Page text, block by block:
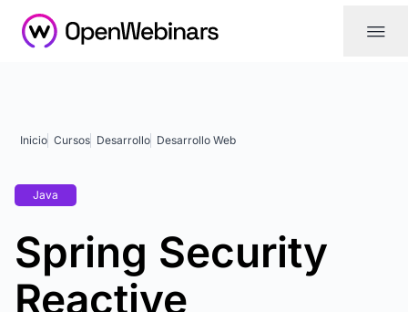
|||
Inicio Cursos Desarrollo Desarrollo Web
Java
Spring Security
Reactive